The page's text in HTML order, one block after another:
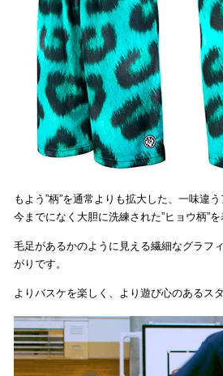
もよう”柄”を通常よりも拡大した、一味違う
今までになく大胆に洗練された”ヒョウ柄”を
毛足があるかのように見える繊細なグラフ
がりです。
よりバスケを楽しく、より遊び心のあるス